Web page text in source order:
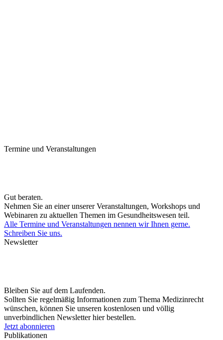
Termine und Veranstaltungen
Gut beraten.
Nehmen Sie an einer unserer Veranstaltungen, Workshops und
Webinaren zu aktuellen Themen im Gesundheitswesen teil.
Alle Termine und Veranstaltungen nennen wir Ihnen gerne.
Schreiben Sie uns.
Newsletter
Bleiben Sie auf dem Laufenden.
Sollten Sie regelmäßig Informationen zum Thema Medizinrecht
wünschen, können Sie unseren kostenlosen und völlig
unverbindlichen Newsletter hier bestellen.
Jetzt abonnieren
Publikationen